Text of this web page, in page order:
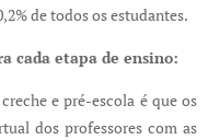
de todos os estudantes.
cada etapa de ensino:
e pré-escola é que os
dos professores com as